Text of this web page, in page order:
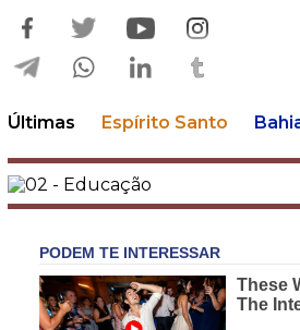
Últimas Espírito Santo